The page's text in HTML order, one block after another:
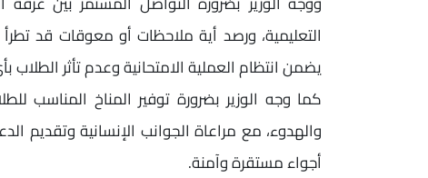
التعليمية، ورصد أية ملاحظات أو معوقات قد
يضمن انتظام العملية الامتحانية وعدم تأثر
كما وجه الوزير بضرورة توفير المناخ المناسب
والهدوء، مع مراعاة الجوانب الإنسانية وتقديم
أجواء مستقرة وآمنة.